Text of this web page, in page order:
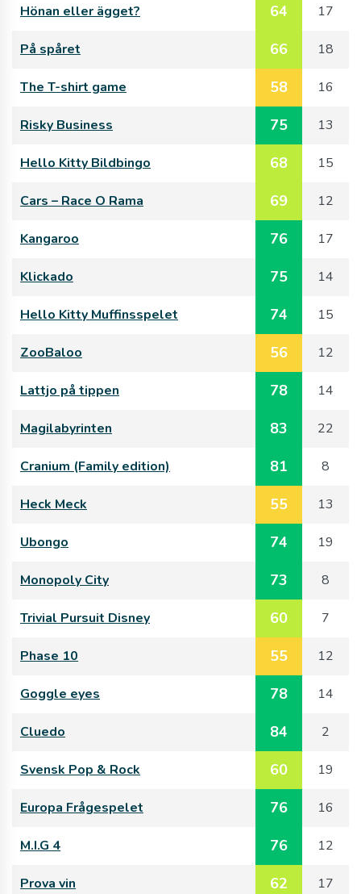
Hönan eller ägget? 64 17
På spåret 66 18
The T-shirt game 58 16
Risky Business 75 13
Hello Kitty Bildbingo 68 15
Cars – Race O Rama 69 12
Kangaroo 76 17
Klickado 75 14
Hello Kitty Muffinsspelet 74 15
ZooBaloo 56 12
Lattjo på tippen 78 14
Magilabyrinten 83 22
Cranium (Family edition) 81 8
Heck Meck 55 13
Ubongo 74 19
Monopoly City 73 8
Trivial Pursuit Disney 60 7
Phase 10 55 12
Goggle eyes 78 14
Cluedo 84 2
Svensk Pop & Rock 60 19
Europa Frågespelet 76 16
M.I.G 4 76 12
Prova vin 62 17